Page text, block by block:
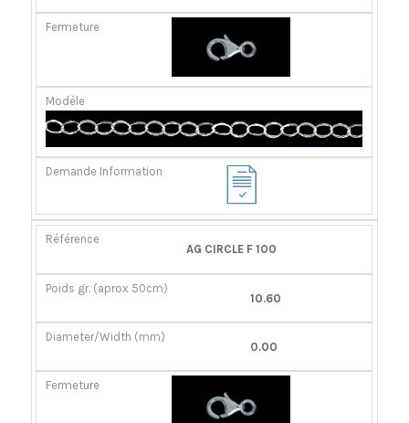
AG CIRCLE F 100
10.60
0.00